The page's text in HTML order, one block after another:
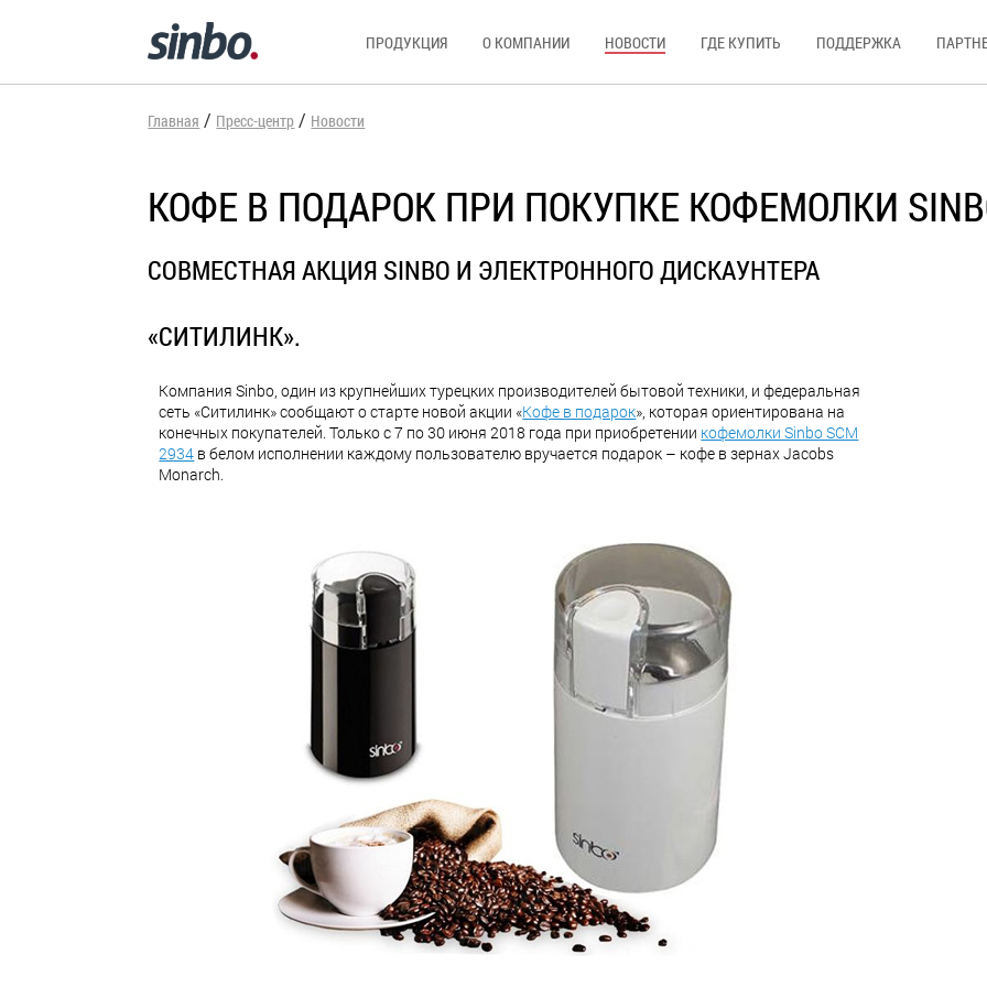
ПРОДУКЦИЯ О КОМПАНИИ НОВОСТИ ГДЕ КУПИТЬ ПОДДЕРЖКА
Главная / Пресс-центр / Новости
КОФЕ В ПОДАРОК ПРИ ПОКУПКЕ КОФЕМОЛКИ
СОВМЕСТНАЯ АКЦИЯ SINBO И ЭЛЕКТРОННОГО ДИСКАУНТЕРА
«СИТИЛИНК».
Компания Sinbo, один из крупнейших турецких производителей бытовой техники, и федеральная
сеть «Ситилинк» сообщают о старте новой акции «Кофе в подарок», которая ориентирована на
конечных покупателей. Только с 7 по 30 июня 2018 года при приобретении кофемолки Sinbo SCM
2934 в белом исполнении каждому пользователю вручается подарок – кофе в зернах Jacobs
Monarch.